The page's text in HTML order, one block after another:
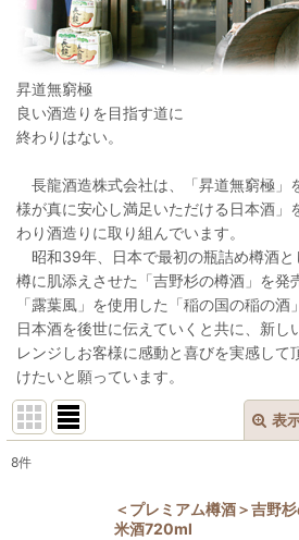
昇道無窮極
良い酒造りを目指す道に
終わりはない。
長龍酒造株式会社は、「昇道無窮極」
様が真に安心し満足いただける日本酒」
わり酒造りに取り組んでいます。
昭和39年、日本で最初の瓶詰め樽酒と
樽に肌添えさせた「吉野杉の樽酒」を発
「露葉風」を使用した「稲の国の稲の酒
日本酒を後世に伝えていくと共に、新し
レンジしお客様に感動と喜びを実感して
けたいと願っています。
表
8件
＜プレミアム樽酒＞吉野
米酒720ml